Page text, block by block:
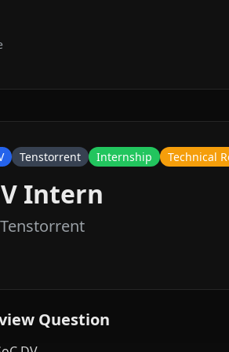
Tenstorrent Internship Technical
Intern
Tenstorrent
Question